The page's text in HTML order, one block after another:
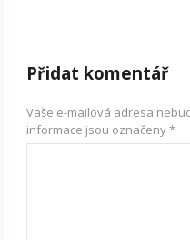
Přidat komentář
Vaše e-mailová adresa
informace jsou označeny*